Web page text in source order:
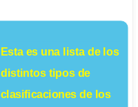
Esta es una lista de los
distintos tipos de
clasificaciones de los